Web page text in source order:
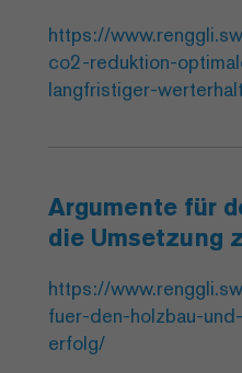
https://
co2-reduktion-
langfristiger-
Argumente für
die Umsetzung
https://
fuer-den-holzbau-
erfolg/